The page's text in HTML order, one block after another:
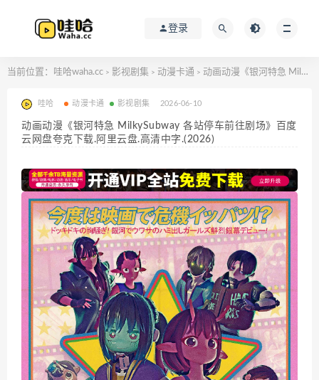
登录
当前位置： 哇哈waha.cc > 影视剧集 > 动漫卡通 > 动画动漫《银河特急 MilkySubway 各站停车前往剧场》百度云网盘夸克下载.阿里云盘.高清中字.(2026)
哇哈 动漫卡通 影视剧集 2026-06-10
动画动漫《银河特急 MilkySubway 各站停车前往剧场》百度
云网盘夸克下载.阿里云盘.高清中字.(2026)